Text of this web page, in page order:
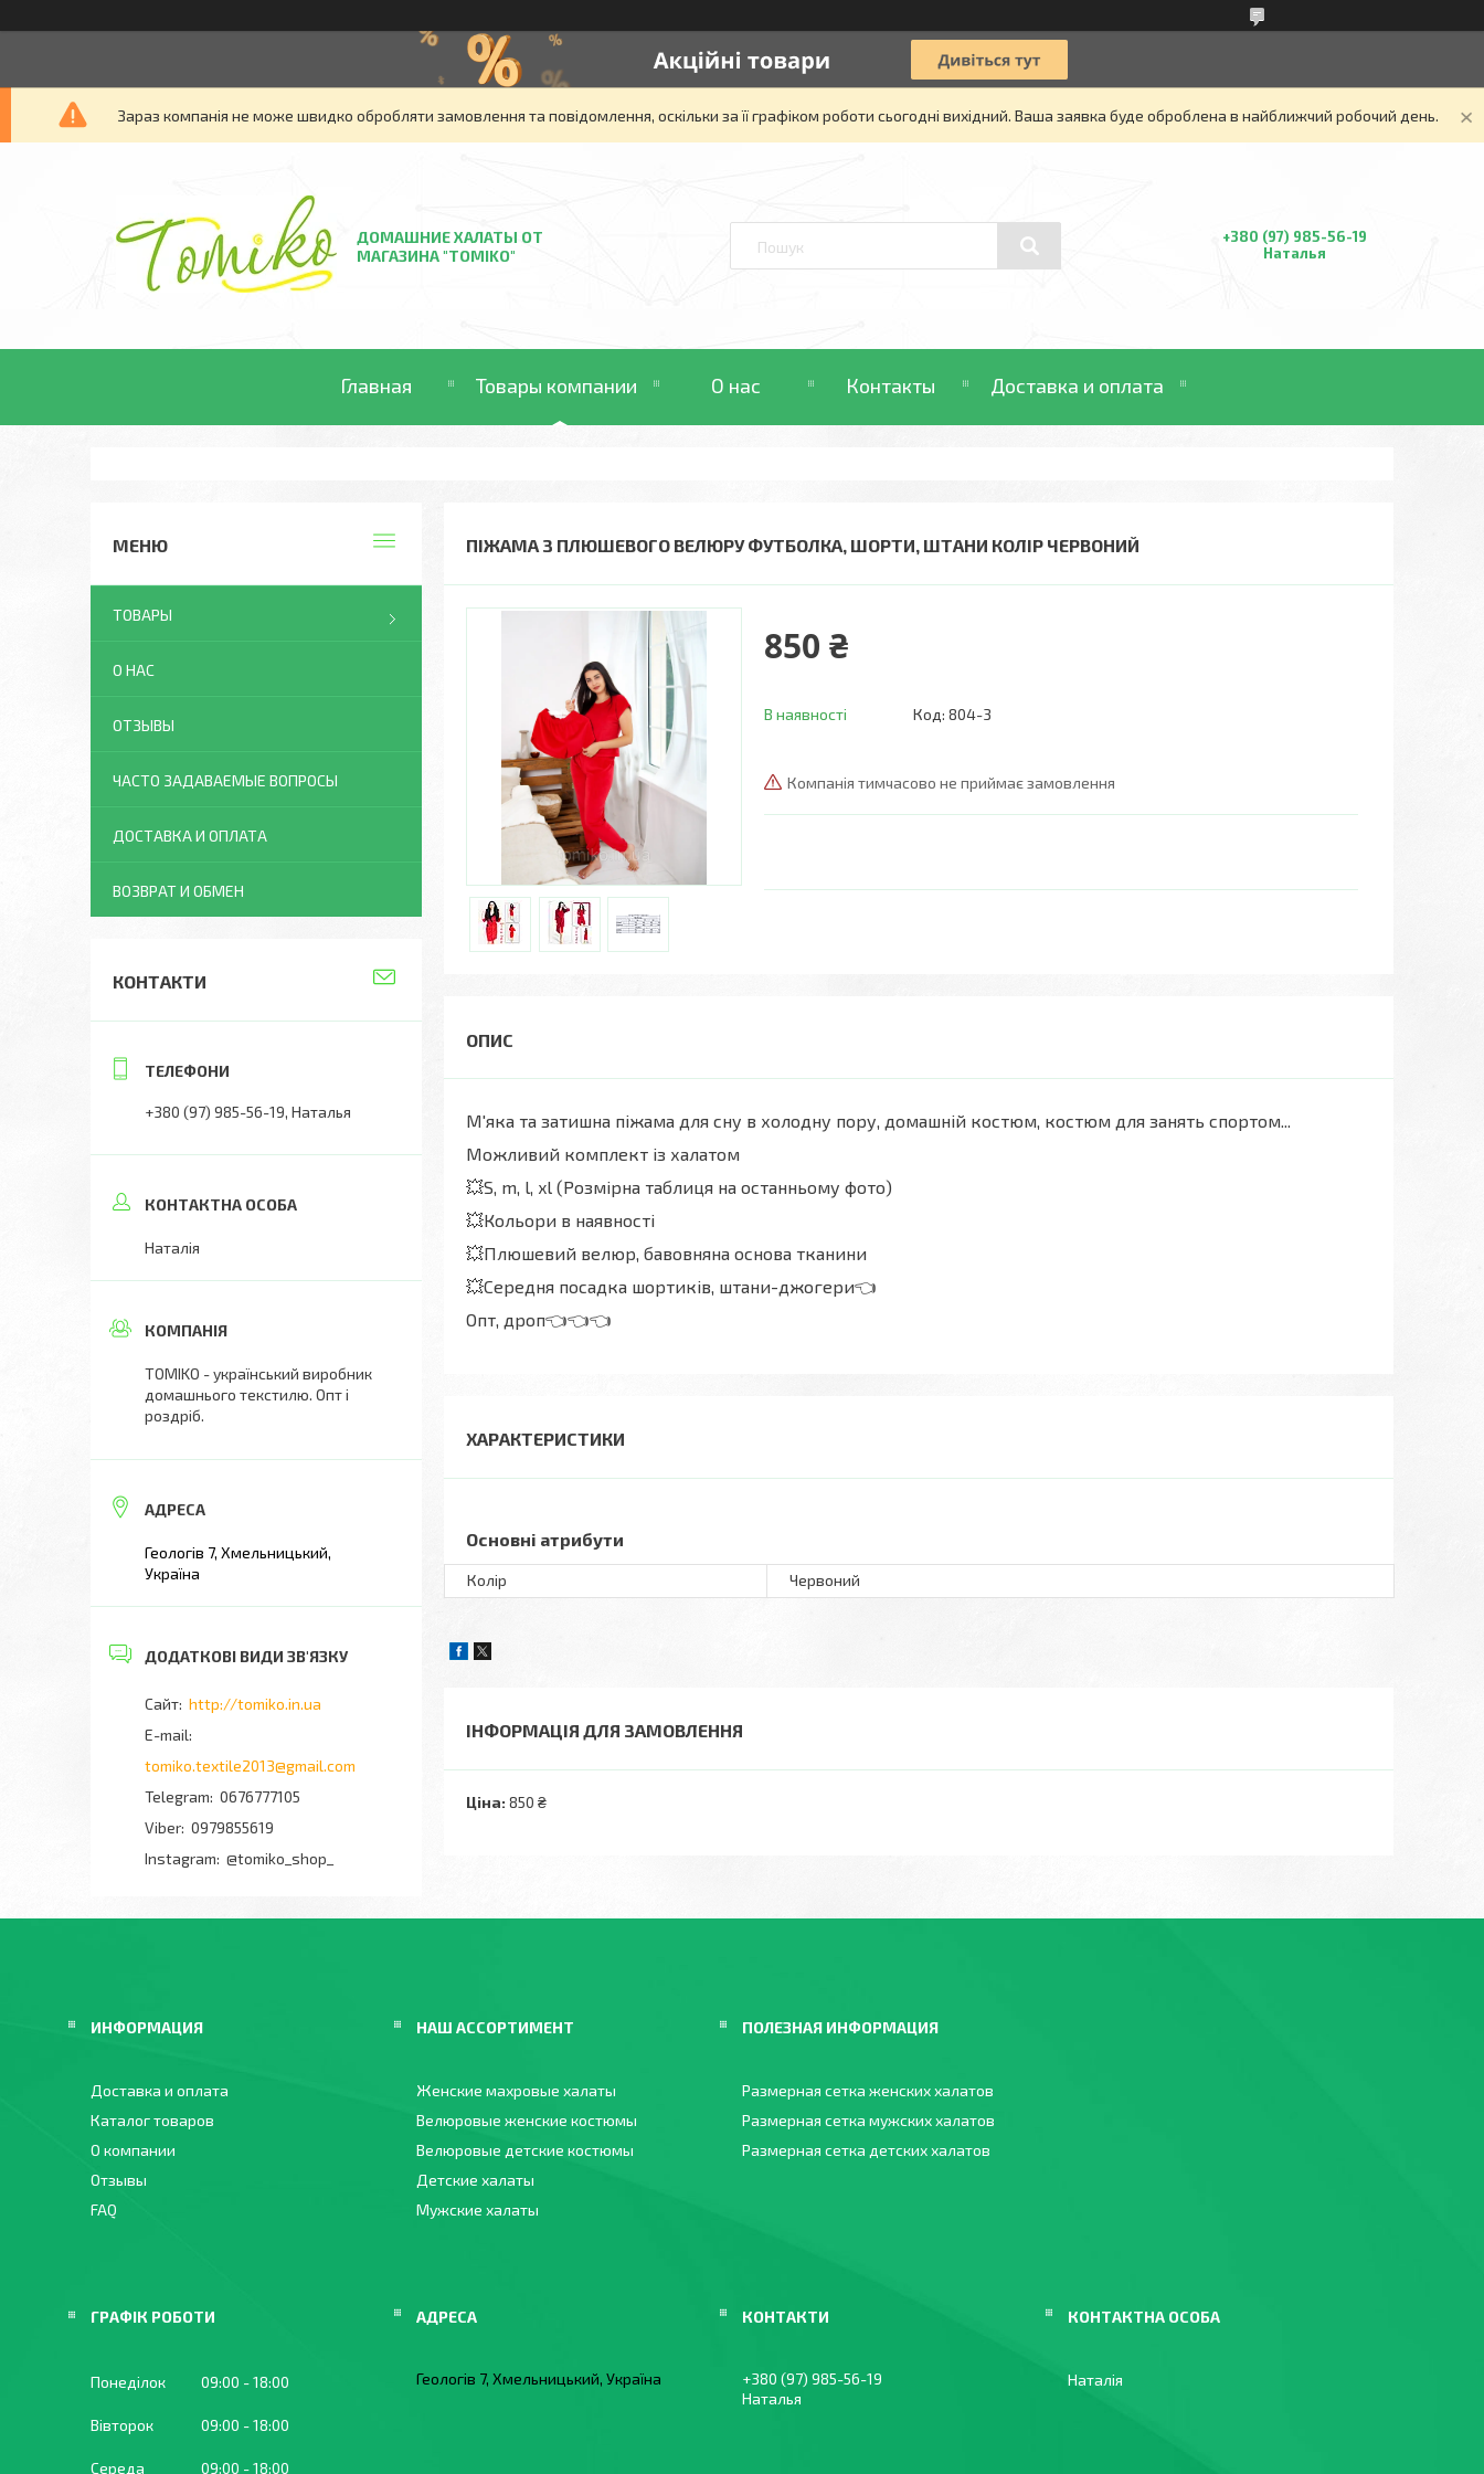
Зараз компанія не може швидко обробляти замовлення та повідомлення, оскільки за її графіком роботи сьогодні вихідний. Ваша заявка буде оброблена в найближчий робочий день.
ДОМАШНИЕ ХАЛАТЫ ОТ
МАГАЗИНА "TOMIKO"
+380 (97) 985-56-19
Наталья
Главная Товары компании О нас Контакты Доставка и оплата
ПІЖАМА З ПЛЮШЕВОГО ВЕЛЮРУ ФУТБОЛКА, ШОРТИ, ШТАНИ КОЛІР ЧЕРВОНИЙ
850 ₴
В наявності Код: 804-3
Компанія тимчасово не приймає замовлення
М'яка та затишна піжама для сну в холодну пору, домашній костюм, костюм для занять спортом...
Можливий комплект із халатом
💥S, m, l, xl (Розмірна таблиця на останньому фото)
💥Кольори в наявності
💥Плюшевий велюр, бавовняна основа тканини
💥Середня посадка шортиків, штани-джогери👈
Опт, дроп👈👈👈
ХАРАКТЕРИСТИКИ
Основні атрибути
Колір Червоний
ІНФОРМАЦІЯ ДЛЯ ЗАМОВЛЕННЯ
Ціна: 850 ₴
ТОВАРЫ
О НАС
ОТЗЫВЫ
ЧАСТО ЗАДАВАЕМЫЕ ВОПРОСЫ
ДОСТАВКА И ОПЛАТА
ВОЗВРАТ И ОБМЕН
КОНТАКТИ
+380 (97) 985-56-19 Наталья
Наталія
ТОМIKO - український виробник
домашнього текстилю. Опт і
роздріб.
Геологів 7, Хмельницький,
Україна
http://tomiko.in.ua
tomiko.textile2013@gmail.com
0676777105
0979855619
Instagram @tomiko_shop_
ИНФОРМАЦИЯ
Доставка и оплата
Каталог товаров
О компании
Отзывы
FAQ
НАШ АССОРТИМЕНТ
Женские махровые халаты
Велюровые женские костюмы
Велюровые детские костюмы
Детские халаты
Мужские халаты
ПОЛЕЗНАЯ ИНФОРМАЦИЯ
Размерная сетка женских халатов
Размерная сетка мужских халатов
Размерная сетка детских халатов
ГРАФІК РОБОТИ
Понеділок 09:00 18:00
Вівторок 09:00 18:00
Середа 09:00 18:00
Геологів 7, Хмельницький, Україна
+380 (97) 985-56-19
Наталья
Наталія